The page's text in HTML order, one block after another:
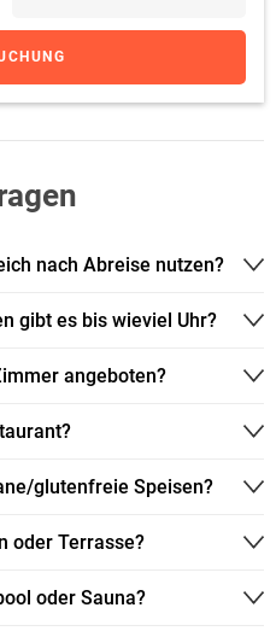
nach Abreise nutzen?
gibt es bis wieviel Uhr?
angeboten?
glutenfreie Speisen?
oder Terrasse?
oder Sauna?